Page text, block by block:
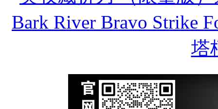
Bark River Bravo Strike
塔